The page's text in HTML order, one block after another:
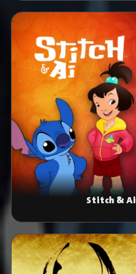
Stitch & Ai